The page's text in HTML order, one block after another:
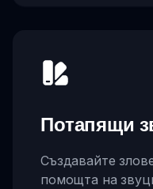
Потапящи
Създавайте
помощта на